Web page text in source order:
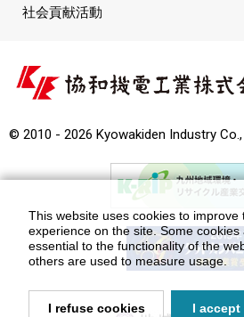
社会貢献活動
© 2010 - 2026 Kyowakiden Industry
This website uses cookies to improve
experience on the site. Some cookies
essential to the functionality of the
others are used to measure usage.
I refuse cookies I